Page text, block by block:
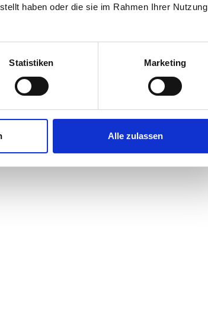
haben oder die sie im Rahmen Ihrer Nutzung
Statistiken Marketing
Alle zulassen